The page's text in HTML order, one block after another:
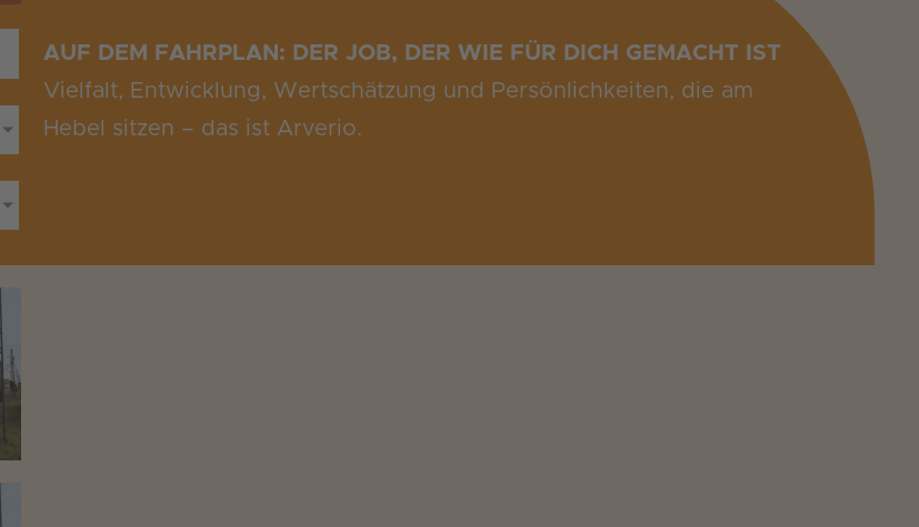
AUF DEM FAHRPLAN: DER JOB, DER WIE FÜR DICH GEMACHT IST
Vielfalt, Entwicklung, Wertschätzung und Persönlichkeiten, die am
Hebel sitzen – das ist Arverio.